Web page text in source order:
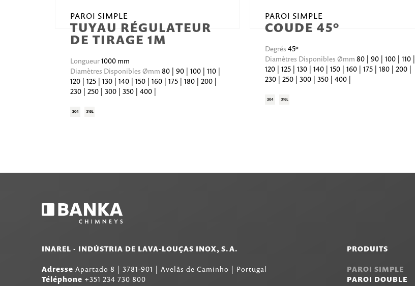
PAROI SIMPLE
TUYAU RÉGULATEUR
DE TIRAGE 1M
Longueur1000 mm
Diamètres Disponibles Ømm 80 | 90 | 100 | 110 |
120 | 125 | 130 | 140 | 150 | 160 | 175 | 180 | 200 |
230 | 250 | 300 | 350 | 400 |
PAROI SIMPLE
COUDE 45º
Degrés 45º
Diamètres Disponibles Ømm 80 | 90 | 100 | 110 |
120 | 125 | 130 | 140 | 150 | 160 | 175 | 180 | 200 |
230 | 250 | 300 | 350 | 400 |
INAREL - INDÚSTRIA DE LAVA-LOUÇAS INOX, S.A.
Adresse Apartado 8 | 3781-901 | Avelãs de Caminho | Portugal
Téléphone +351 234 730 800
PRODUITS
PAROI SIMPLE
PAROI DOUBLE